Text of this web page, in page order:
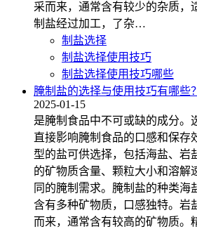
采而来，通常含有较少的杂质，
制盐经过加工，了杂…
制盐选择
制盐选择使用技巧
制盐选择使用技巧哪些
腌制盐的选择与使用技巧有哪些
2025-01-15
是腌制食品中不可或缺的成分。
直接影响腌制食品的口感和保存
型的盐可供选择，包括海盐、岩
的矿物质含量、颗粒大小和溶解
同的腌制需求。腌制盐的种类海
含有多种矿物质，口感独特。岩
而来，通常含有较高的矿物质。